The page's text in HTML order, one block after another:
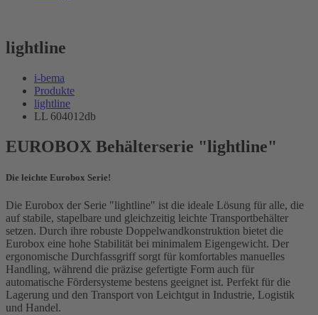
lightline
i-bema
Produkte
lightline
LL 604012db
EUROBOX Behälterserie "lightline"
Die leichte Eurobox Serie!
Die Eurobox der Serie "lightline" ist die ideale Lösung für alle, die
auf stabile, stapelbare und gleichzeitig leichte Transportbehälter
setzen. Durch ihre robuste Doppelwandkonstruktion bietet die
Eurobox eine hohe Stabilität bei minimalem Eigengewicht. Der
ergonomische Durchfassgriff sorgt für komfortables manuelles
Handling, während die präzise gefertigte Form auch für
automatische Fördersysteme bestens geeignet ist. Perfekt für die
Lagerung und den Transport von Leichtgut in Industrie, Logistik
und Handel.